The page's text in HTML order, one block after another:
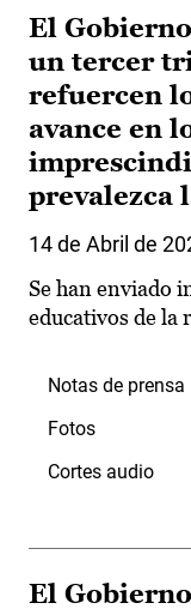
El
un tercer
refuercen
avance en
prevalezca
14 de Abril de
Se han enviado
educativos de la
Notas de prensa
Fotos
Cortes audio
El